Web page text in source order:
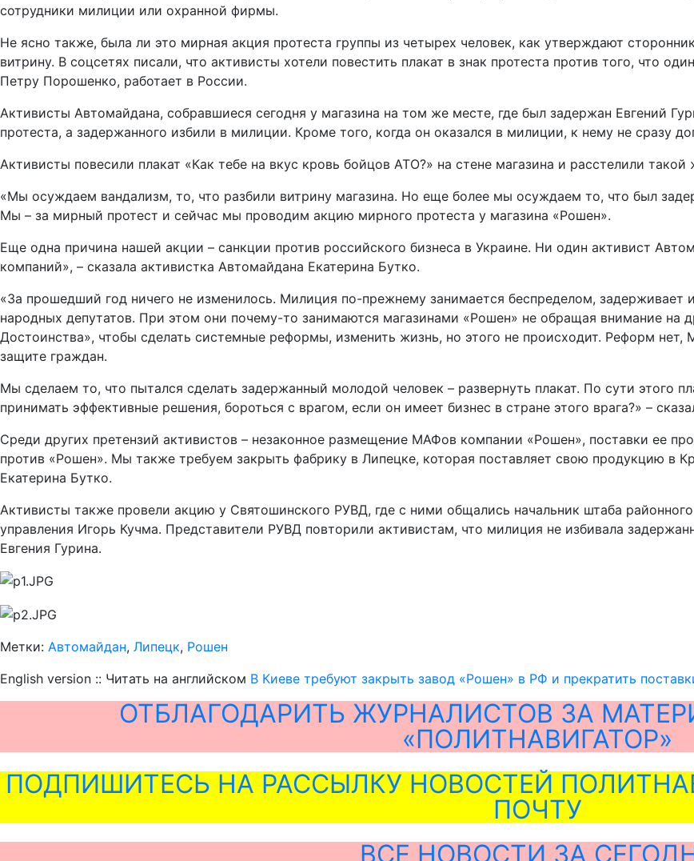
сотрудники милиции или охранной фирмы.
Не ясно также, была ли это мирная акция протеста группы из четырех человек, как утверждают
витрину. В соцсетях писали, что активисты хотели повестить плакат в знак протеста против того, что
Петру Порошенко, работает в России.
Активисты Автомайдана, собравшиеся сегодня у магазина на том же месте, где был задержан Евгений
протеста, а задержанного избили в милиции. Кроме того, когда он оказался в милиции, к нему не сразу
Активисты повесили плакат «Как тебе на вкус кровь бойцов АТО?» на стене магазина и расстелили такой
«Мы осуждаем вандализм, то, что разбили витрину магазина. Но еще более мы осуждаем то, что был
Мы – за мирный протест и сейчас мы проводим акцию мирного протеста у магазина «Рошен».
Еще одна причина нашей акции – санкции против российского бизнеса в Украине. Ни один активист
компаний», – сказала активистка Автомайдана Екатерина Бутко.
«За прошедший год ничего не изменилось. Милиция по-прежнему занимается беспределом, задерживает
народных депутатов. При этом они почему-то занимаются магазинами «Рошен» не обращая внимание на
Достоинства», чтобы сделать системные реформы, изменить жизнь, но этого не происходит. Реформ
защите граждан.
Мы сделаем то, что пытался сделать задержанный молодой человек – развернуть плакат. По сути этого
принимать эффективные решения, бороться с врагом, если он имеет бизнес в стране этого врага?» –
Среди других претензий активистов – незаконное размещение МАФов компании «Рошен», поставки ее
против «Рошен». Мы также требуем закрыть фабрику в Липецке, которая поставляет свою продукцию в
Екатерина Бутко.
Активисты также провели акцию у Святошинского РУВД, где с ними общались начальник штаба
управления Игорь Кучма. Представители РУВД повторили активистам, что милиция не избивала
Евгения Гурина.
Метки: Автомайдан, Липецк, Рошен
English version :: Читать на английском В Киеве требуют закрыть завод «Рошен» в РФ и прекратить
ОТБЛАГОДАРИТЬ ЖУРНАЛИСТОВ ЗА
«ПОЛИТНАВИГАТОР»
ПОДПИШИТЕСЬ НА РАССЫЛКУ НОВОСТЕЙ
ПОЧТУ
ВСЕ НОВОСТИ ЗА